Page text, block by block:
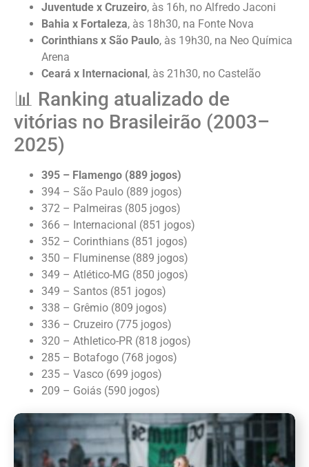
Juventude x Cruzeiro, às 16h, no Alfredo Jaconi
Bahia x Fortaleza, às 18h30, na Fonte Nova
Corinthians x São Paulo, às 19h30, na Neo Química
Arena
Ceará x Internacional , às 21h30, no Castelão
📊 Ranking atualizado de
vitórias no Brasileirão (2003–
2025)
395 – Flamengo (889 jogos)
394 – São Paulo (889 jogos)
372 – Palmeiras (805 jogos)
366 – Internacional (851 jogos)
352 – Corinthians (851 jogos)
350 – Fluminense (889 jogos)
349 – Atlético-MG (850 jogos)
349 – Santos (851 jogos)
338 – Grêmio (809 jogos)
336 – Cruzeiro (775 jogos)
320 – Athletico-PR (818 jogos)
285 – Botafogo (768 jogos)
235 – Vasco (699 jogos)
209 – Goiás (590 jogos)